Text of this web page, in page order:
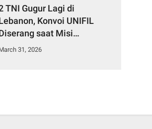
TNI Gugur Lagi di
Konvoi UNIFIL
saat Misi
31, 2026